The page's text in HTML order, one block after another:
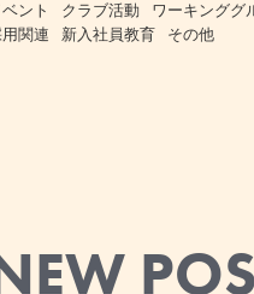
ベント クラブ活動
ワーキンググ
関連
新入社員教育 その他